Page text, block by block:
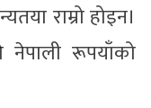
राम्रो होइन।
रूपयाँको